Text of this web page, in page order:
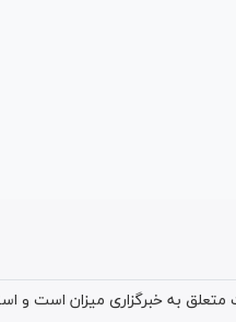
به خبرگزاری میزان است و